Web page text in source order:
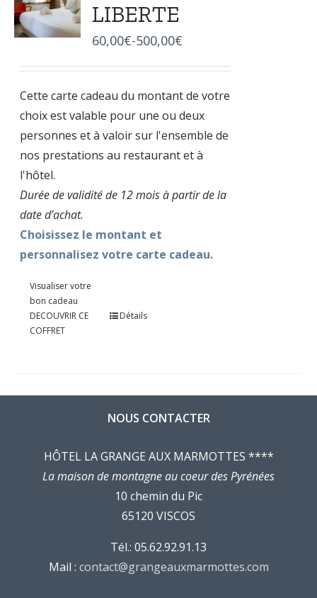
LIBERTE
60,00€-500,00€
Cette carte cadeau du montant de votre
choix est valable pour une ou deux
personnes et à valoir sur l'ensemble de
nos prestations au restaurant et à
l'hôtel.
Durée de validité de 12 mois à partir de la
date d’achat.
Choisissez le montant et
personnalisez votre carte cadeau.
Visualiser votre
bon cadeau
DECOUVRIR CE
COFFRET
Détails
NOUS CONTACTER
HÔTEL LA GRANGE AUX MARMOTTES ****
La maison de montagne au coeur des Pyrénées
10 chemin du Pic
65120 VISCOS
Tél.: 05.62.92.91.13
Mail : contact@grangeauxmarmottes.com